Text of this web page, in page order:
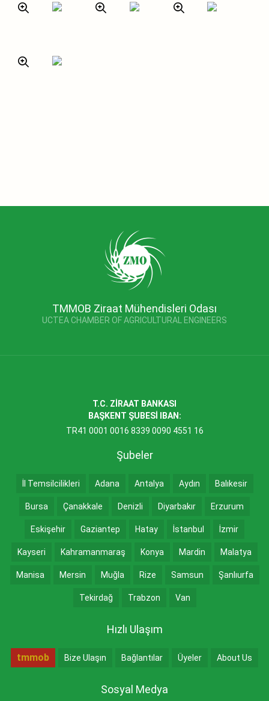
TMMOB Ziraat Mühendisleri Odası
UCTEA CHAMBER OF AGRICULTURAL ENGINEERS
T.C. ZİRAAT BANKASI
BAŞKENT ŞUBESİ IBAN:
TR41 0001 0016 8339 0090 4551 16
Şubeler
İl Temsilcilikleri Adana Antalya Aydın Balıkesir
Bursa Çanakkale Denizli Diyarbakır Erzurum
Eskişehir Gaziantep Hatay İstanbul İzmir
Kayseri Kahramanmaraş Konya Mardin Malatya
Manisa Mersin Muğla Rize Samsun Şanlıurfa
Tekirdağ Trabzon Van
Hızlı Ulaşım
tmmob Bize Ulaşın Bağlantılar Üyeler About Us
Sosyal Medya